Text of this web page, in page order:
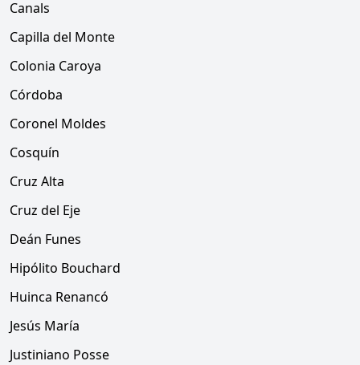
Canals
Capilla del Monte
Colonia Caroya
Córdoba
Coronel Moldes
Cosquín
Cruz Alta
Cruz del Eje
Deán Funes
Hipólito Bouchard
Huinca Renancó
Jesús María
Justiniano Posse